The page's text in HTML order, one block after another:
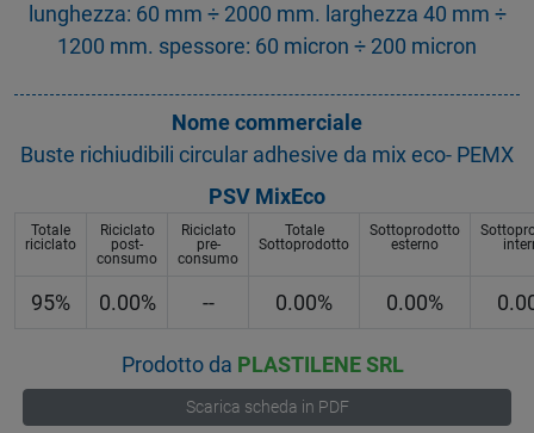
lunghezza: 60 mm ÷ 2000 mm. larghezza 40 mm ÷
1200 mm. spessore: 60 micron ÷ 200 micron
Nome commerciale
Buste richiudibili circular adhesive da mix eco- PEMX
PSV MixEco
Totale
riciclato
Riciclato
post-
consumo
Riciclato
pre-
consumo
Totale
Sottoprodotto
Sottoprodotto
esterno
95% 0.00% -- 0.00% 0.00%
Prodotto da PLASTILENE SRL
Scarica scheda in PDF